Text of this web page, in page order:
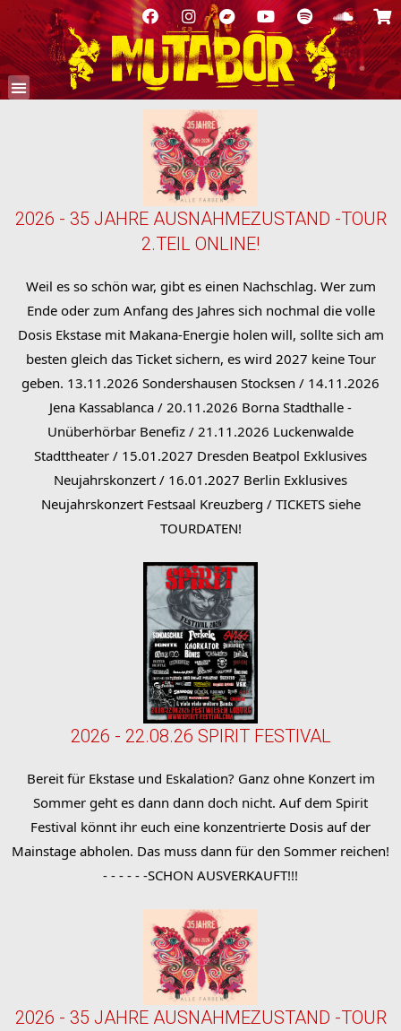
2026 - 35 JAHRE AUSNAHMEZUSTAND -TOUR
2.TEIL ONLINE!
Weil es so schön war, gibt es einen Nachschlag. Wer zum
Ende oder zum Anfang des Jahres sich nochmal die volle
Dosis Ekstase mit Makana-Energie holen will, sollte sich am
besten gleich das Ticket sichern, es wird 2027 keine Tour
geben. 13.11.2026 Sondershausen Stocksen / 14.11.2026
Jena Kassablanca / 20.11.2026 Borna Stadthalle -
Unüberhörbar Benefiz / 21.11.2026 Luckenwalde
Stadttheater / 15.01.2027 Dresden Beatpol Exklusives
Neujahrskonzert / 16.01.2027 Berlin Exklusives
Neujahrskonzert Festsaal Kreuzberg / TICKETS siehe
TOURDATEN!
2026 - 22.08.26 SPIRIT FESTIVAL
Bereit für Ekstase und Eskalation? Ganz ohne Konzert im
Sommer geht es dann dann doch nicht. Auf dem Spirit
Festival könnt ihr euch eine konzentrierte Dosis auf der
Mainstage abholen. Das muss dann für den Sommer reichen!
- - - - - -SCHON AUSVERKAUFT!!!
2026 - 35 JAHRE AUSNAHMEZUSTAND -TOUR